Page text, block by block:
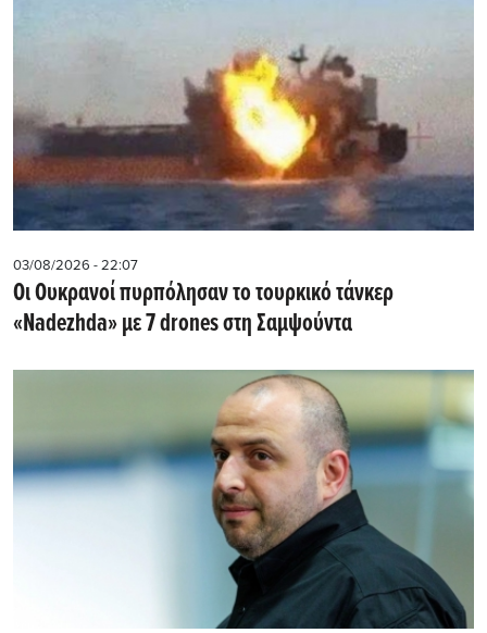
03/08/2026 - 22:07
Οι Ουκρανοί πυρπόλησαν το τουρκικό τάνκερ
«Nadezhda» με 7 drones στη Σαμψούντα